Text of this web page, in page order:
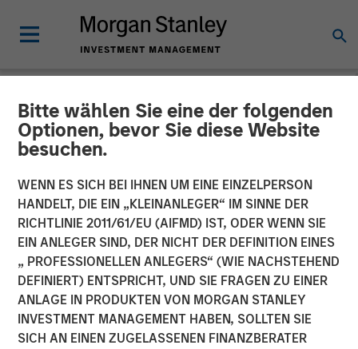
Bitte wählen Sie eine der folgenden
Optionen, bevor Sie diese Website
besuchen.
WENN ES SICH BEI IHNEN UM EINE EINZELPERSON
HANDELT, DIE EIN „KLEINANLEGER“ IM SINNE DER
RICHTLINIE 2011/61/EU (AIFMD) IST, ODER WENN SIE
EIN ANLEGER SIND, DER NICHT DER DEFINITION EINES
„ PROFESSIONELLEN ANLEGERS“ (WIE NACHSTEHEND
DEFINIERT) ENTSPRICHT, UND SIE FRAGEN ZU EINER
ANLAGE IN PRODUKTEN VON MORGAN STANLEY
INVESTMENT MANAGEMENT HABEN, SOLLTEN SIE
SICH AN EINEN ZUGELASSENEN FINANZBERATER
NEWSROOM
At $2.5 Billion, Morgan
Stanley Investment
Management Raises One of
the Largest Funds Focused
on Single Asset GP-Led
Continuation Vehicles